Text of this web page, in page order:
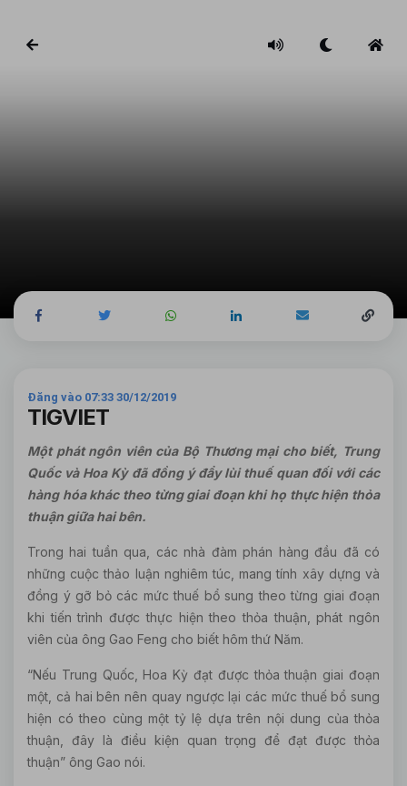
Đăng vào 07:33 30/12/2019
TIGVIET
Một phát ngôn viên của Bộ Thương mại cho biết, Trung
Quốc và Hoa Kỳ đã đồng ý đẩy lùi thuế quan đối với các
hàng hóa khác theo từng giai đoạn khi họ thực hiện thỏa
thuận giữa hai bên.
Trong hai tuần qua, các nhà đàm phán hàng đầu đã có
những cuộc thảo luận nghiêm túc, mang tính xây dựng và
đồng ý gỡ bỏ các mức thuế bổ sung theo từng giai đoạn
khi tiến trình được thực hiện theo thỏa thuận, phát ngôn
viên của ông Gao Feng cho biết hôm thứ Năm.
“Nếu Trung Quốc, Hoa Kỳ đạt được thỏa thuận giai đoạn
một, cả hai bên nên quay ngược lại các mức thuế bổ sung
hiện có theo cùng một tỷ lệ dựa trên nội dung của thỏa
thuận, đây là điều kiện quan trọng để đạt được thỏa
thuận” ông Gao nói.